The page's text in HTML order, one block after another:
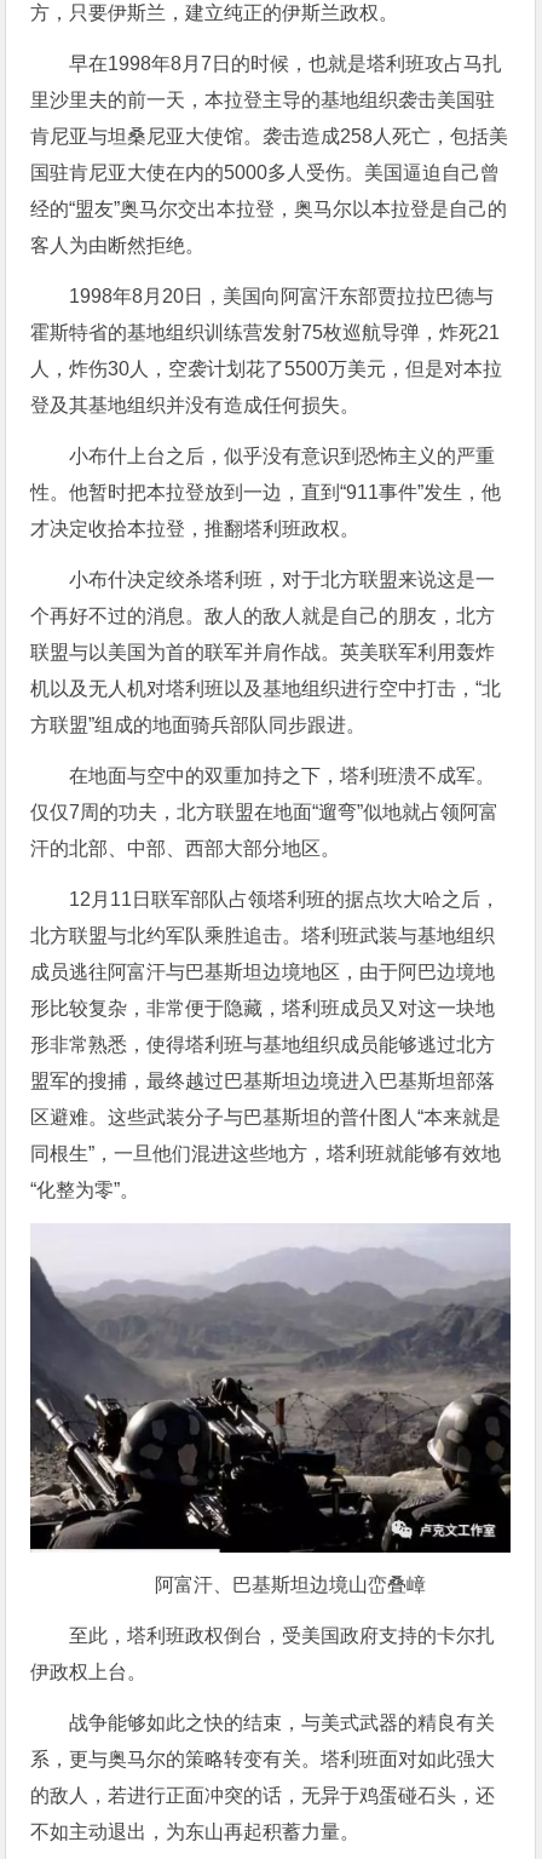
方，只要伊斯兰，建立纯正的伊斯兰政权。
早在1998年8月7日的时候，也就是塔利班攻占马扎
里沙里夫的前一天，本拉登主导的基地组织袭击美国驻
肯尼亚与坦桑尼亚大使馆。袭击造成258人死亡，包括美
国驻肯尼亚大使在内的5000多人受伤。美国逼迫自己曾
经的“盟友”奥马尔交出本拉登，奥马尔以本拉登是自己的
客人为由断然拒绝。
1998年8月20日，美国向阿富汗东部贾拉拉巴德与
霍斯特省的基地组织训练营发射75枚巡航导弹，炸死21
人，炸伤30人，空袭计划花了5500万美元，但是对本拉
登及其基地组织并没有造成任何损失。
小布什上台之后，似乎没有意识到恐怖主义的严重
性。他暂时把本拉登放到一边，直到“911事件”发生，他
才决定收拾本拉登，推翻塔利班政权。
小布什决定绞杀塔利班，对于北方联盟来说这是一
个再好不过的消息。敌人的敌人就是自己的朋友，北方
联盟与以美国为首的联军并肩作战。英美联军利用轰炸
机以及无人机对塔利班以及基地组织进行空中打击，“北
方联盟”组成的地面骑兵部队同步跟进。
在地面与空中的双重加持之下，塔利班溃不成军。
仅仅7周的功夫，北方联盟在地面“遛弯”似地就占领阿富
汗的北部、中部、西部大部分地区。
12月11日联军部队占领塔利班的据点坎大哈之后，
北方联盟与北约军队乘胜追击。塔利班武装与基地组织
成员逃往阿富汗与巴基斯坦边境地区，由于阿巴边境地
形比较复杂，非常便于隐藏，塔利班成员又对这一块地
形非常熟悉，使得塔利班与基地组织成员能够逃过北方
盟军的搜捕，最终越过巴基斯坦边境进入巴基斯坦部落
区避难。这些武装分子与巴基斯坦的普什图人“本来就是
同根生”，一旦他们混进这些地方，塔利班就能够有效地
“化整为零”。
阿富汗、巴基斯坦边境山峦叠嶂
至此，塔利班政权倒台，受美国政府支持的卡尔扎
伊政权上台。
战争能够如此之快的结束，与美式武器的精良有关
系，更与奥马尔的策略转变有关。塔利班面对如此强大
的敌人，若进行正面冲突的话，无异于鸡蛋碰石头，还
不如主动退出，为东山再起积蓄力量。